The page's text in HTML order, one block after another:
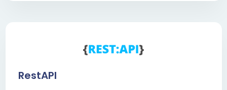
RestAPI